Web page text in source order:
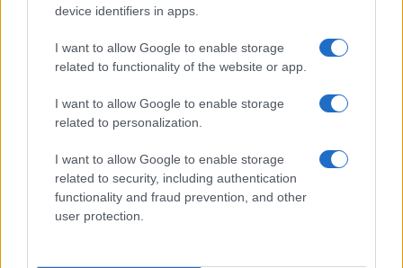
device identifiers in apps.
I want to allow Google to enable storage
related to functionality of the website or app.
I want to allow Google to enable storage
related to personalization.
I want to allow Google to enable storage
related to security, including authentication
functionality and fraud prevention, and other
user protection.